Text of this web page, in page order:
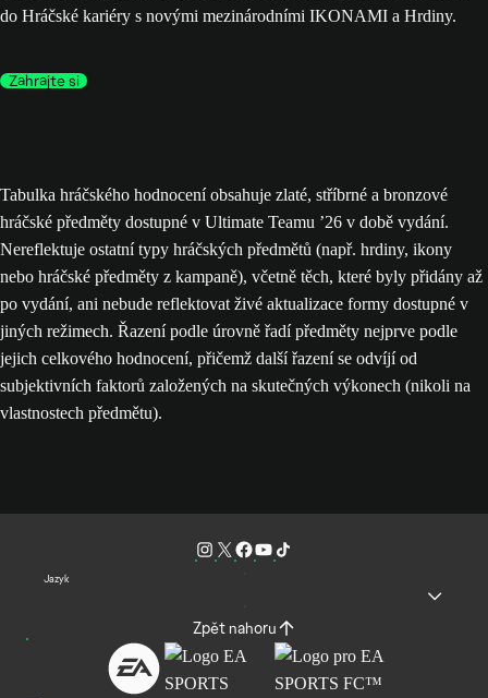
do Hráčské kariéry s novými mezinárodními IKONAMI a Hrdiny.
Zahrajte si
Tabulka hráčského hodnocení obsahuje zlaté, stříbrné a bronzové
hráčské předměty dostupné v Ultimate Teamu ’26 v době vydání.
Nereflektuje ostatní typy hráčských předmětů (např. hrdiny, ikony
nebo hráčské předměty z kampaně), včetně těch, které byly přidány až
po vydání, ani nebude reflektovat živé aktualizace formy dostupné v
jiných režimech. Řazení podle úrovně řadí předměty nejprve podle
jejich celkového hodnocení, přičemž další řazení se odvíjí od
subjektivních faktorů založených na skutečných výkonech (nikoli na
vlastnostech předmětu).
Jazyk
Zpět nahoru